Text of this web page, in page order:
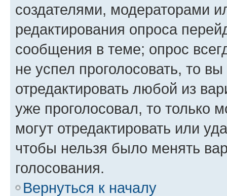
создателями, модераторами
редактирования опроса
сообщения в теме; опрос
не успел проголосовать, то
отредактировать любой из
уже проголосовал, то только
могут отредактировать или
чтобы нельзя было менять
голосования.
Вернуться к началу